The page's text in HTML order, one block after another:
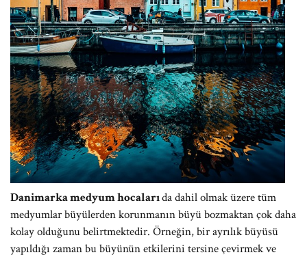
Danimarka medyum hocalarıda dahil olmak üzere tüm
medyumlar büyülerden korunmanın büyü bozmaktan çok daha
kolay olduğunu belirtmektedir. Örneğin, bir ayrılık büyüsü
yapıldığı zaman bu büyünün etkilerini tersine çevirmek ve